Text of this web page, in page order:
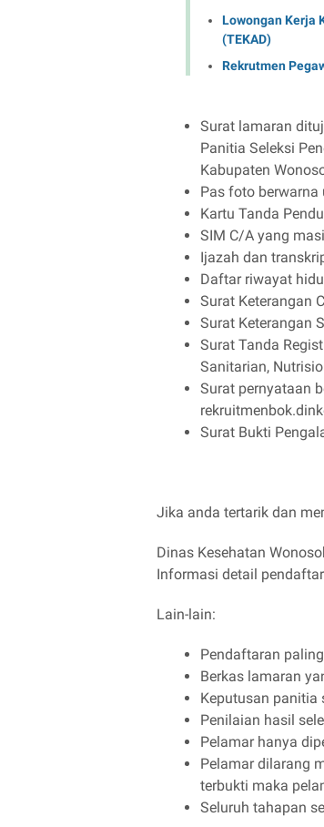
Lowongan Kerja
(TEKAD)
Rekrutmen
Surat lamaran
Panitia Seleksi
Kabupaten
Pas foto berwarna
Kartu Tanda
SIM C/A yang
Ijazah dan
Daftar riwayat
Surat Keterangan
Surat Keterangan
Surat Tanda
Sanitarian,
Surat pernyataan
Surat Bukti
Jika anda tertarik dan
Dinas Kesehatan
Informasi detail
Lain-lain:
Pendaftaran
Berkas lamaran
Keputusan panitia
Penilaian hasil
Pelamar hanya
Pelamar dilarang
terbukti maka
Seluruh tahapan